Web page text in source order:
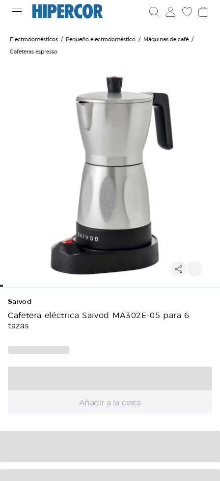
Electrodomésticos Pequeño electrodoméstico
Máquinas de café
Cafeteras espresso
Saivod
Cafetera eléctrica Saivod MA302E-05 para 6
tazas
Añadir a la cesta